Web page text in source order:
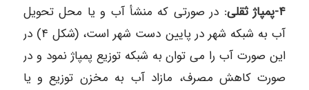
۴-پمپاژ ثقلی:
در صورتی که منشأ آب و یا محل تحویل
آب به شبکه شهر در پایین دست شهر است، (شکل ۴) در
این صورت آب را می توان به شبکه توزیع پمپاژ نمود و در
صورت کاهش مصرف، مازاد آب به مخزن توزیع و یا